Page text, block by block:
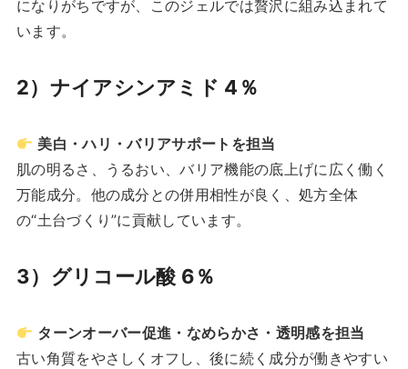
になりがちですが、このジェルでは贅沢に組み込まれて
います。
2）ナイアシンアミド 4％
美白・ハリ・バリアサポートを担当
肌の明るさ、うるおい、バリア機能の底上げに広く働く
万能成分。他の成分との併用相性が良く、処方全体
の“土台づくり”に貢献しています。
3）グリコール酸 6％
ターンオーバー促進・なめらかさ・透明感を担当
古い角質をやさしくオフし、後に続く成分が働きやすい